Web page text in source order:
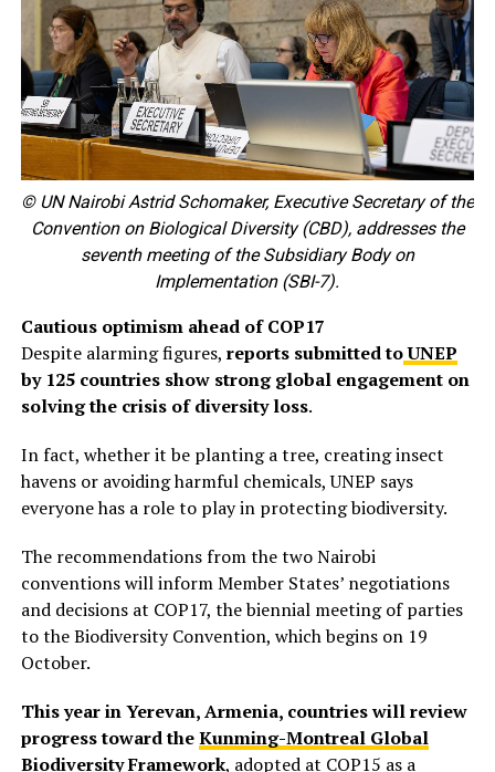
© UN Nairobi Astrid Schomaker, Executive Secretary of the
Convention on Biological Diversity (CBD), addresses the
seventh meeting of the Subsidiary Body on
Implementation (SBI-7).
Cautious optimism ahead of COP17
Despite alarming figures, reports submitted toUNEP
by 125 countries show strong global engagement on
solving the crisis of diversity loss.
In fact, whether it be planting a tree, creating insect
havens or avoiding harmful chemicals, UNEP says
everyone has a role to play in protecting biodiversity.
The recommendations from the two Nairobi
conventions will inform Member States’ negotiations
and decisions at COP17, the biennial meeting of parties
to the Biodiversity Convention, which begins on 19
October.
This year in Yerevan, Armenia, countries will review
progress toward theKunming-Montreal Global
Biodiversity Framework, adopted at COP15 as a